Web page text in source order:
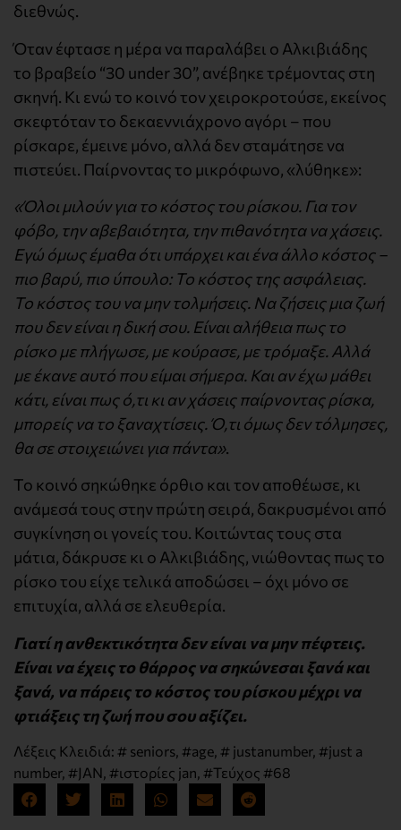
διεθνώς.
Όταν έφτασε η μέρα να παραλάβει ο Αλκιβιάδης
το βραβείο “30 under 30”, ανέβηκε τρέμοντας στη
σκηνή. Κι ενώ το κοινό τον χειροκροτούσε, εκείνος
σκεφτόταν το δεκαεννιάχρονο αγόρι – που
ρίσκαρε, έμεινε μόνο, αλλά δεν σταμάτησε να
πιστεύει. Παίρνοντας το μικρόφωνο, «λύθηκε»:
«Όλοι μιλούν για το κόστος του ρίσκου. Για τον
φόβο, την αβεβαιότητα, την πιθανότητα να χάσεις.
Εγώ όμως έμαθα ότι υπάρχει και ένα άλλο κόστος –
πιο βαρύ, πιο ύπουλο: Το κόστος της ασφάλειας.
Το κόστος του να μην τολμήσεις. Να ζήσεις μια ζωή
που δεν είναι η δική σου. Είναι αλήθεια πως το
ρίσκο με πλήγωσε, με κούρασε, με τρόμαξε. Αλλά
με έκανε αυτό που είμαι σήμερα. Και αν έχω μάθει
κάτι, είναι πως ό,τι κι αν χάσεις παίρνοντας ρίσκα,
μπορείς να το ξαναχτίσεις. Ό,τι όμως δεν τόλμησες,
θα σε στοιχειώνει για πάντα».
Το κοινό σηκώθηκε όρθιο και τον αποθέωσε, κι
ανάμεσά τους στην πρώτη σειρά, δακρυσμένοι από
συγκίνηση οι γονείς του. Κοιτώντας τους στα
μάτια, δάκρυσε κι ο Αλκιβιάδης, νιώθοντας πως το
ρίσκο του είχε τελικά αποδώσει – όχι μόνο σε
επιτυχία, αλλά σε ελευθερία.
Γιατί η ανθεκτικότητα δεν είναι να μην πέφτεις.
Είναι να έχεις το θάρρος να σηκώνεσαι ξανά και
ξανά, να πάρεις το κόστος του ρίσκου μέχρι να
φτιάξεις τη ζωή που σου αξίζει.
Λέξεις Κλειδιά: # seniors, #age, # justanumber, #just a
number, #JAN, #ιστορίες jan, #Τεύχος #68